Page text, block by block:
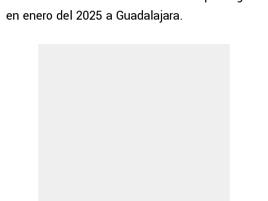
en enero del 2025 a Guadalajara.